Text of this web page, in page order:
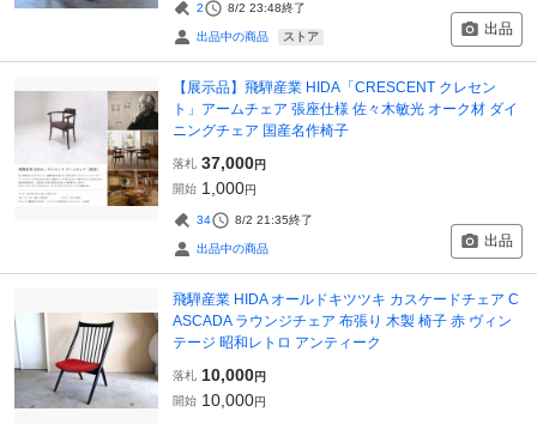
2 8/2 23:48終了
出品中の商品 ストア 出品
【展示品】飛騨産業 HIDA「CRESCENT クレセン
ト」アームチェア 張座仕様 佐々木敏光 オーク材 ダイ
ニングチェア 国産名作椅子
落札 37,000円
開始 1,000円
34 8/2 21:35終了
出品中の商品 出品
飛騨産業 HIDA オールドキツツキ カスケードチェア C
ASCADA ラウンジチェア 布張り 木製 椅子 赤 ヴィン
テージ 昭和レトロ アンティーク
落札 10,000円
開始 10,000円